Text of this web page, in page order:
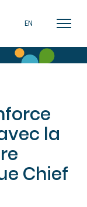
EN
la
Chief